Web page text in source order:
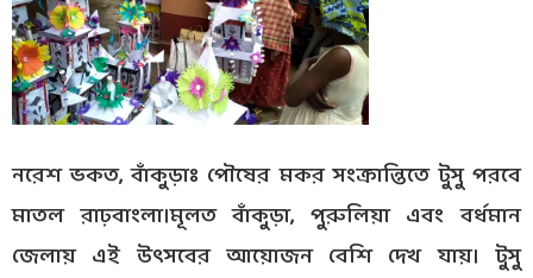
নরেশ ভকত, বাঁকুড়াঃ পৌষের মকর সংক্রান্তিতে টুসু পরবে
মাতল রাঢ়বাংলা।মূলত বাঁকুড়া, পুরুলিয়া এবং বর্ধমান
জেলায় এই উৎসবের আয়োজন বেশি দেখ যায়। টুসু